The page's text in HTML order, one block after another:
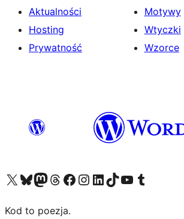
Aktualności
Hosting
Prywatność
Motywy
Wtyczki
Wzorce
Odwiedź nasze konto X (dawniej Twitter)
Odwiedź nasze konto Bluesky
Odwiedź nasze konto na Mastodoncie
Odwiedź naszego Threadsa
Odwiedź naszego Facebooka
Odwiedź nasze konto na Instagramie
Odwiedź nasze konto na LinkedIn
Odwiedź naszego TikToka
Odwiedź nasz kanał YouTube
Odwiedź naszego Tumblra
Kod to poezja.